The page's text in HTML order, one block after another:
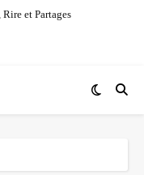
et Partages